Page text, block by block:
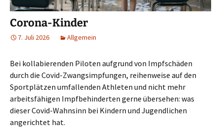
Corona-Kinder
7. Juli 2026 Allgemein
Bei kollabierenden Piloten aufgrund von Impfschäden
durch die Covid-Zwangsimpfungen, reihenweise auf den
Sportplätzen umfallenden Athleten und nicht mehr
arbeitsfähigen Impfbehinderten gerne übersehen: was
dieser Covid-Wahnsinn bei Kindern und Jugendlichen
angerichtet hat.